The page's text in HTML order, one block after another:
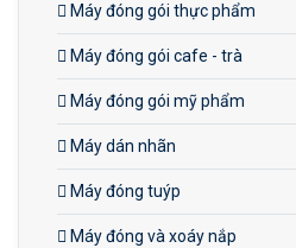
Máy đóng gói thực phẩm
Máy đóng gói cafe - trà
Máy đóng gói mỹ phẩm
Máy dán nhãn
Máy đóng tuýp
Máy đóng và xoáy nắp